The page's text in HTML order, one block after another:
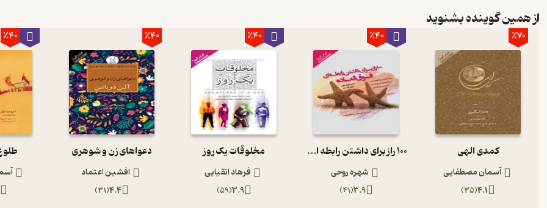
از همین گوینده بشنوید
٪70
کمدی الهی
آسمان مصطفایی
4.1
(
35
)
٪40
100 راز برای داشتن رابطه ای فوق العاده
شهره روحی
3.9
(
41
)
٪40
مخلوقات یک روز
فرهاد اتقیایی
3.9
(
59
)
٪40
دعواهای زن و شوهری
افشین اعتماد
4.4
(
31
)
٪40